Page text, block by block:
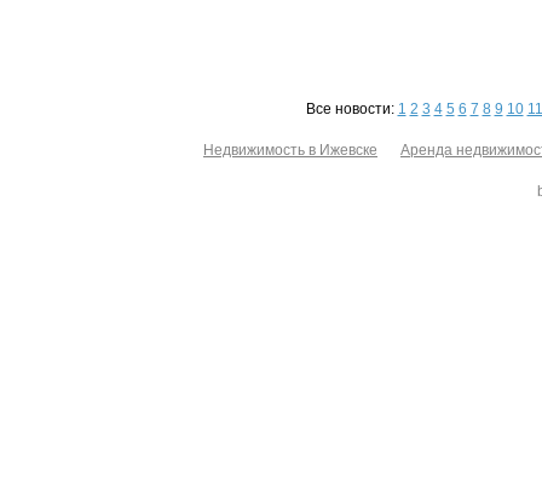
Все новости: 1 2 3 4 5 6 7 8 9 10 11
Недвижимость в Ижевске Аренда